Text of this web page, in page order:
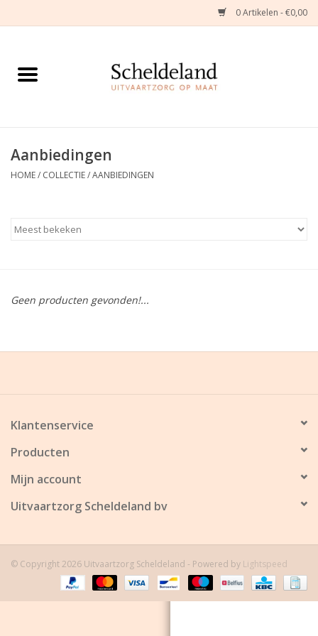
0 Artikelen - €0,00
Home
Herinneringsjuwelen
Troostartikelen
Kleine asdragers
Aanbiedingen
HOME/ COLLECTIE/AANBIEDINGEN
Geen producten gevonden!...
Klantenservice
Producten
Mijn account
Uitvaartzorg Scheldeland bv
© Copyright 2026 Uitvaartzorg Scheldeland - Powered by Lightspeed